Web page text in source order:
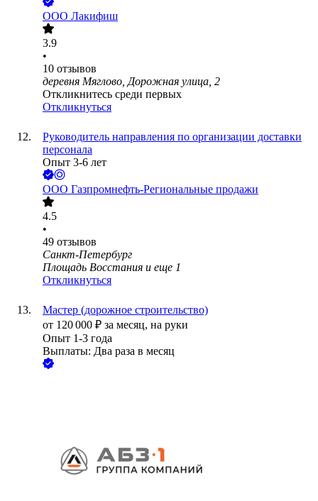
ООО Лакифиш
3.9
•
10 отзывов
деревня Мяглово, Дорожная улица, 2
Откликнитесь среди первых
Откликнуться
Руководитель направления по организации доставки
персонала
Опыт 3-6 лет
ООО Газпромнефть-Региональные продажи
4.5
•
49 отзывов
Санкт-Петербург
Площадь Восстания и еще 1
Откликнуться
Мастер (дорожное строительство)
от 120 000 ₽ за месяц, на руки
Опыт 1-3 года
Выплаты: Два раза в месяц